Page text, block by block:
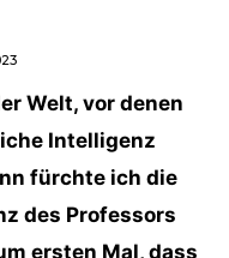
Welt, vor denen
Intelligenz
fürchte ich die
des Professors
ersten Mal, dass